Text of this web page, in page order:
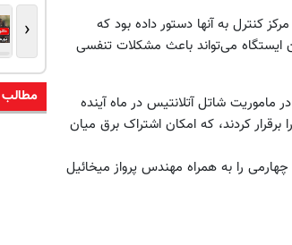
کنترل به آنها دستور داده بود که
ایستگاه می‌تواند باعث مشکلات تنفسی
ماموریت شاتل آتلانتیس در ماه آینده
کردند، که امکان اشتراک برق میان
را به همراه مهندس پرواز میخائیل
‹
مطالب